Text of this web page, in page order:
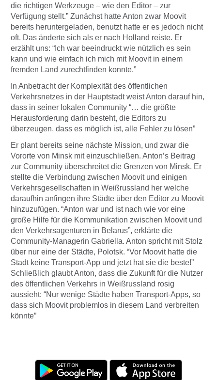
die richtigen Werkzeuge – wie den Editor – zur
Verfügung stellt.” Zunächst hatte Anton zwar Moovit
bereits heruntergeladen, benutzt hatte er es jedoch nicht
oft. Das änderte sich als er nach Holland reiste. Er
erzählt uns: “Ich war beeindruckt wie nützlich es sein
kann und wie einfach ich mich mit Moovit in einem
fremden Land zurechtfinden konnte.”
In Anbetracht der Komplexität des öffentlichen
Verkehrsnetzes in der Hauptstadt weist Anton darauf hin,
dass in seiner lokalen Community “… die größte
Herausforderung darin besteht, die Editors zu
überzeugen, dass es möglich ist, alle Fehler zu lösen”
Er plant bereits seine nächste Mission, und zwar die
Vororte von Minsk mit einzuschließen. Anton’s Beitrag
zur Community überschreitet die Grenzen von Minsk. Er
stellte die Verbindung zwischen Moovit und einigen
Verkehrsgesellschaften in Weißrussland her welche
daraufhin anfingen ihre Städte über den Editor zu Moovit
hinzuzufügen. “Anton war und ist nach wie vor eine
große Hilfe für die Kommunikation zwischen Moovit und
den Verkehrsagenturen in Belarus”, erklärte die
Community-Managerin Gabriella. Anton spricht mit Stolz
über nur eine der Städte, Polotsk. “Vor Moovit hatte die
Stadt keine Transport-App und jetzt hat sie die beste!”
Schließlich glaubt Anton, dass die Zukunft für die Nutzer
des öffentlichen Verkehrs in Weißrussland rosig
aussieht: “Nur wenige Städte haben Transport-Apps, so
dass sich Moovit problemlos in diesem Land verbreiten
könnte”